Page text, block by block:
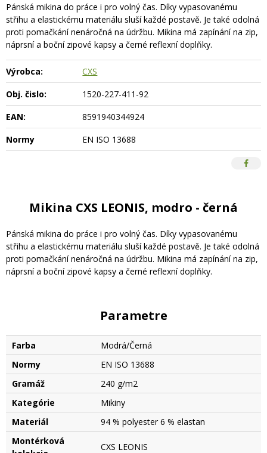
Pánská mikina do práce i pro volný čas. Díky vypasovanému
střihu a elastickému materiálu sluší každé postavě. Je také odolná
proti pomačkání nenáročná na údržbu. Mikina má zapínání na zip,
náprsní a boční zipové kapsy a černé reflexní doplňky.
Výrobca:
CXS
Obj. čislo:
1520-227-411-92
EAN:
8591940344924
Normy
EN ISO 13688
Mikina CXS LEONIS, modro - černá
Pánská mikina do práce i pro volný čas. Díky vypasovanému
střihu a elastickému materiálu sluší každé postavě. Je také odolná
proti pomačkání nenáročná na údržbu. Mikina má zapínání na zip,
náprsní a boční zipové kapsy a černé reflexní doplňky.
Parametre
Farba
Modrá/Černá
Normy
EN ISO 13688
Gramáž
240 g/m2
Kategórie
Mikiny
Materiál
94 % polyester 6 % elastan
Montérková
CXS LEONIS